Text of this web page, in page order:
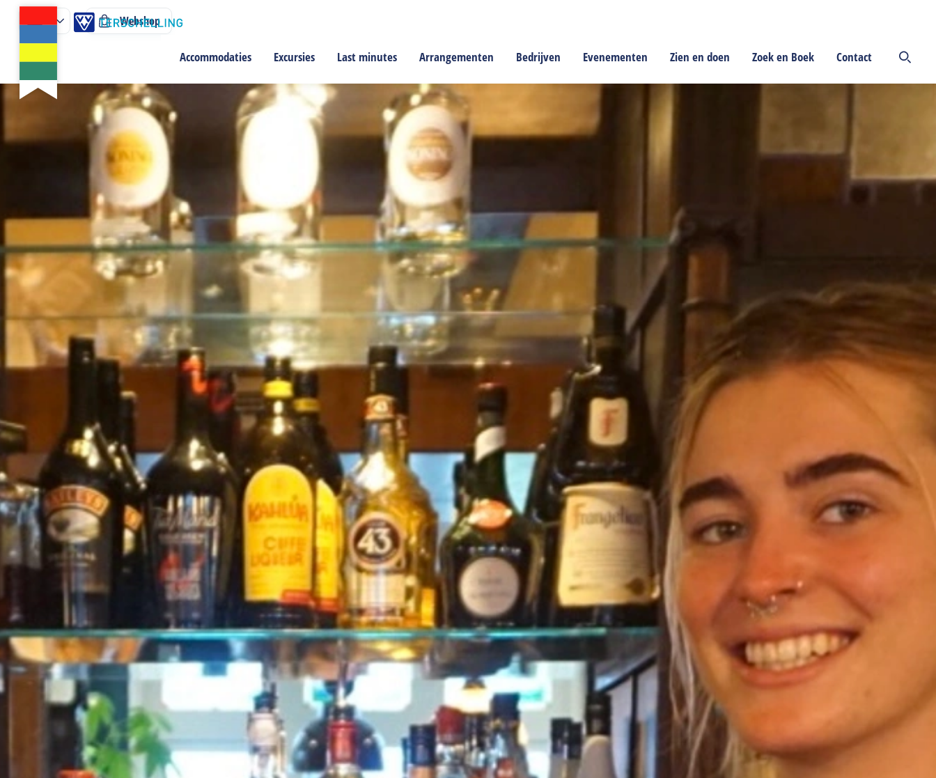
Accommodaties Excursies Last minutes Arrangementen Bedrijven Evenementen Zien en doen Zoek en Boek Contact
Webshop